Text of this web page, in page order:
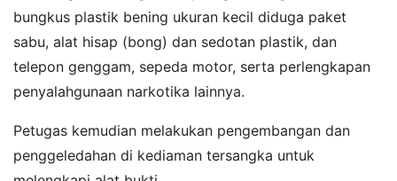
bungkus plastik bening ukuran kecil diduga paket
sabu, alat hisap (bong) dan sedotan plastik, dan
telepon genggam, sepeda motor, serta perlengkapan
penyalahgunaan narkotika lainnya.
Petugas kemudian melakukan pengembangan dan
penggeledahan di kediaman tersangka untuk